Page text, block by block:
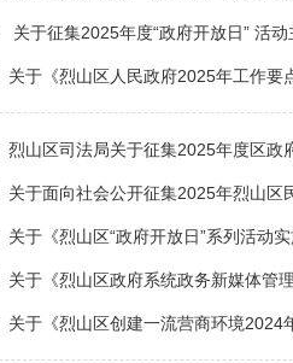
关于征集2025年度“政府开放日” 活
关于面向社会公开征集2025年烈山区